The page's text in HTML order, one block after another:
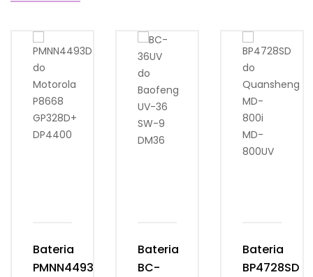
Bateria
PMNN4493D
Bateria
BC-
Bateria
BP4728SD